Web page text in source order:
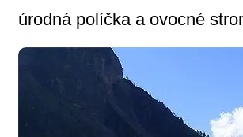
úrodná políčka a ovocné